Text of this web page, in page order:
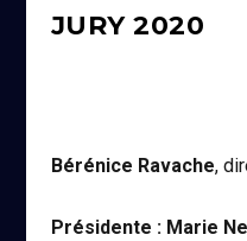
JURY 2020
Bérénice Ravache,
Présidente : Marie